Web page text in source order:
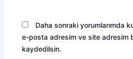
Daha sonraki yorumlarımda
e-posta adresim ve site adresim
kaydedilsin.